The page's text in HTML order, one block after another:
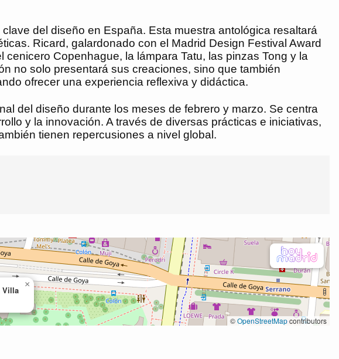
del diseño en España. Esta muestra antológica resaltará
Ricard, galardonado con el Madrid Design Festival Award
Copenhague, la lámpara Tatu, las pinzas Tong y la
no solo presentará sus creaciones, sino que también
ofrecer una experiencia reflexiva y didáctica.
del diseño durante los meses de febrero y marzo. Se centra
y la innovación. A través de diversas prácticas e iniciativas,
tienen repercusiones a nivel global.